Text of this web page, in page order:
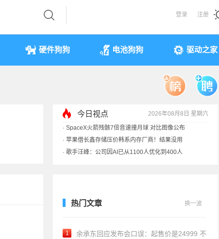
登录 注册
硬件狗狗 电池狗狗 驱动之家
今日视点 2026年08月8日 星期六
· 索尼旗舰电视上市：115寸、149999元
· SpaceX火箭残骸7倍音速撞月球 对比图像公布
· 苹果借长鑫存储压价韩系内存厂商！结果没用
热门文章 换一波
1
余承东回应发布会口误：起售价是24999 不